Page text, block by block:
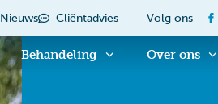
Nieuws Cliëntadvies Volg ons
Behandeling Over ons